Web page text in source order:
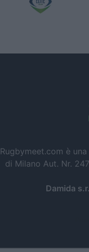
Rugbymeet.com è
di Milano Aut. Nr.
Damida